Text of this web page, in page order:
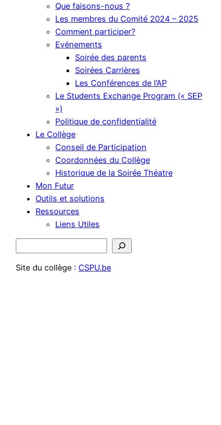
Que faisons-nous ?
Les membres du Comité 2024 – 2025
Comment participer?
Evénements
Soirée des parents
Soirées Carrières
Les Conférences de l’AP
Le Students Exchange Program (« SEP
»)
Politique de confidentialité
Le Collège
Conseil de Participation
Coordonnées du Collège
Historique de la Soirée Théatre
Mon Futur
Outils et solutions
Ressources
Liens Utiles
Site du collège : CSPU.be